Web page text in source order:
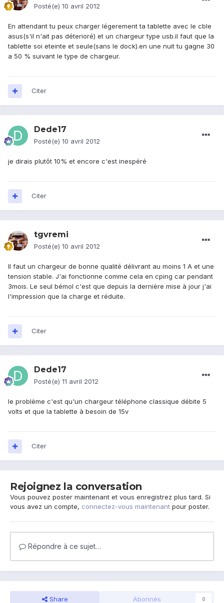
Posté(e) 10 avril 2012
En attendant tu peux charger légerement ta tablette avec le cble
asus(s'il n'ait pas déterioré) et un chargeur type usb.il faut que la
tablette soi eteinte et seule(sans le dock).en une nuit tu gagne 30
a 50 % suivant le type de chargeur.
Citer
Dede17
Posté(e) 10 avril 2012
je dirais plutôt 10% et encore c'est inespéré
Citer
tgvremi
Posté(e) 10 avril 2012
Il faut un chargeur de bonne qualité délivrant au moins 1 A et une
tension stable. J'ai fonctionne comme cela en cping car pendant
3mois. Le seul bémol c'est que depuis la dernière mise à jour j'ai
l'impression que la charge et réduite.
Citer
Dede17
Posté(e) 11 avril 2012
le problème c'est qu'un chargeur téléphone classique débite 5
volts et que la tablette à besoin de 15v
Citer
Rejoignez la conversation
Vous pouvez poster maintenant et vous enregistrez plus tard. Si
vous avez un compte, connectez-vous maintenant pour poster.
Répondre à ce sujet…
Share Abonnés 0